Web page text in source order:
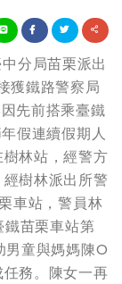
分局苗栗派出
獲鐵路警察局
先前搭乘臺鐵
假連續假期人
林站，經警方
樹林派出所警
車站，警員林
苗栗車站第
男童與媽媽陳O
務。陳女一再